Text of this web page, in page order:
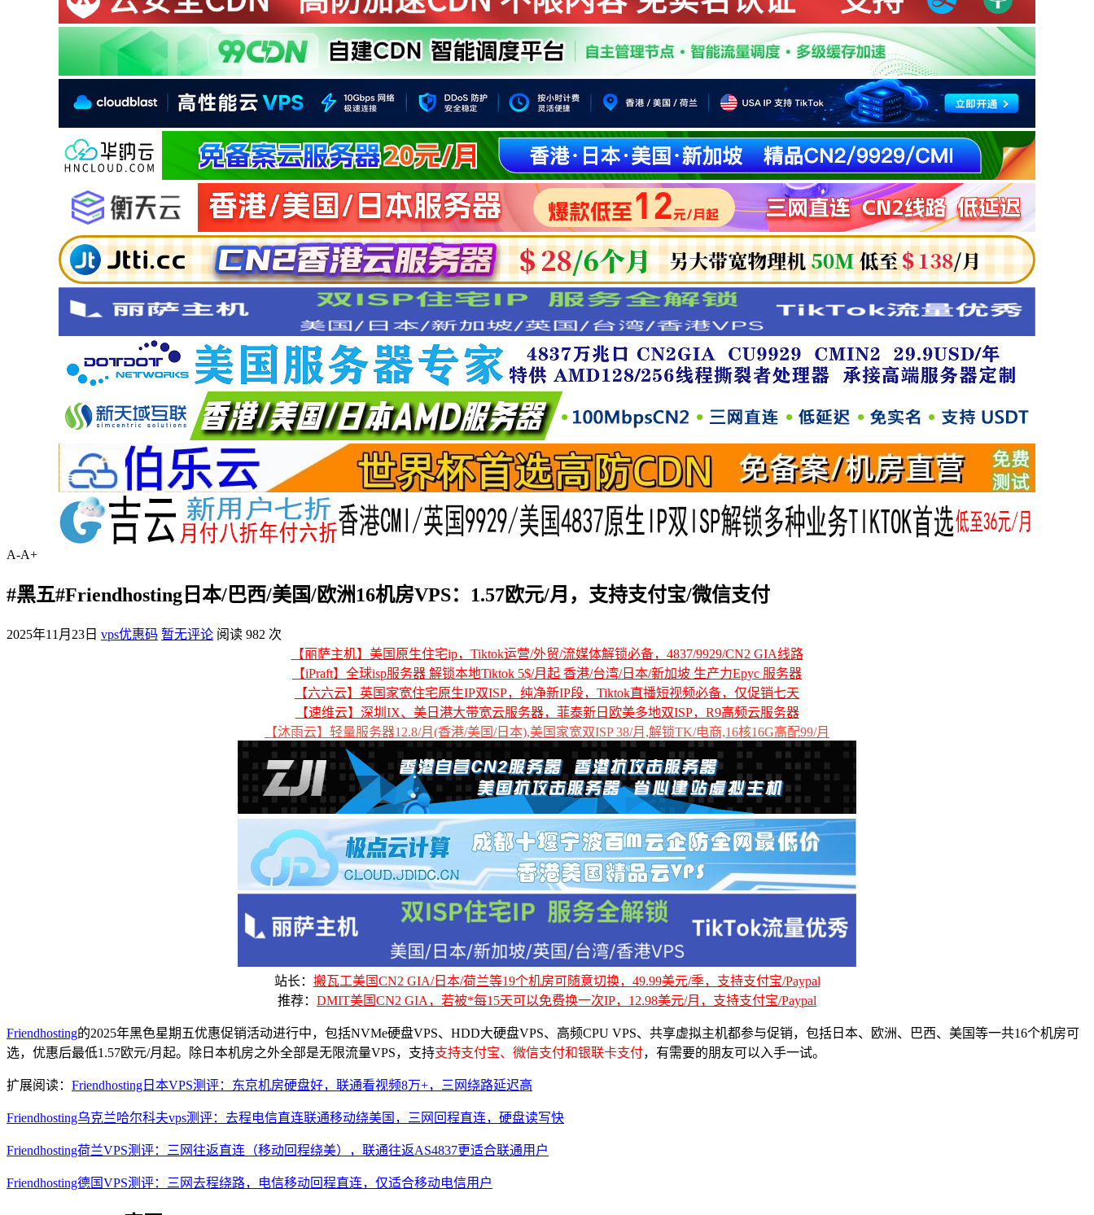
A-A+
#黑五#Friendhosting日本/巴西/美国/欧洲16机房VPS：1.57欧元/月，支持支付宝/微信支付
2025年11月23日 vps优惠码 暂无评论 阅读 982 次
【丽萨主机】美国原生住宅ip，Tiktok运营/外贸/流媒体解锁必备，4837/9929/CN2 GIA线路
【iPraft】全球isp服务器 解锁本地Tiktok 5$/月起 香港/台湾/日本/新加坡 生产力Epyc 服务器
【六六云】英国家宽住宅原生IP双ISP，纯净新IP段，Tiktok直播短视频必备，仅促销七天
【速维云】深圳IX、美日港大带宽云服务器，菲泰新日欧美多地双ISP，R9高频云服务器
【沐雨云】轻量服务器12.8/月(香港/美国/日本),美国家宽双ISP 38/月,解锁TK/电商,16核16G高配99/月
站长： 搬瓦工美国CN2 GIA/日本/荷兰等19个机房可随意切换，49.99美元/季，支持支付宝/Paypal
推荐： DMIT美国CN2 GIA，若被*每15天可以免费换一次IP，12.98美元/月，支持支付宝/Paypal
Friendhosting的2025年黑色星期五优惠促销活动进行中，包括NVMe硬盘VPS、HDD大硬盘VPS、高频CPU VPS、共享虚拟主机都参与促销，包括日本、欧洲、巴西、美国等一共16个机房可
选，优惠后最低1.57欧元/月起。除日本机房之外全部是无限流量VPS，支持支持支付宝、微信支付和银联卡支付，有需要的朋友可以入手一试。
扩展阅读： Friendhosting日本VPS测评：东京机房硬盘好，联通看视频8万+，三网绕路延迟高
Friendhosting乌克兰哈尔科夫vps测评：去程电信直连联通移动绕美国，三网回程直连，硬盘读写快
Friendhosting荷兰VPS测评：三网往返直连（移动回程绕美），联通往返AS4837更适合联通用户
Friendhosting德国VPS测评：三网去程绕路，电信移动回程直连，仅适合移动电信用户